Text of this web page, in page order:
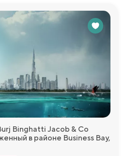
Binghatti Jacob & Co
в районе Business Bay,